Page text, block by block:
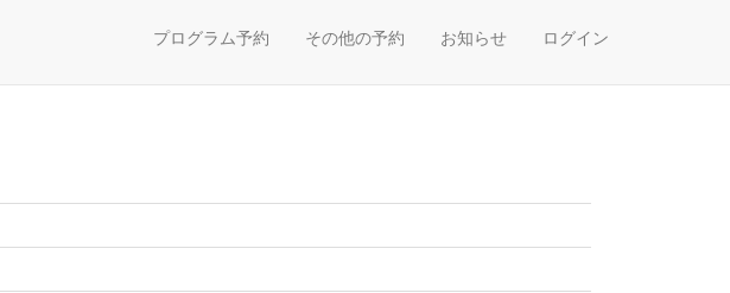
プログラム予約 その他の予約 お知らせ ログイン